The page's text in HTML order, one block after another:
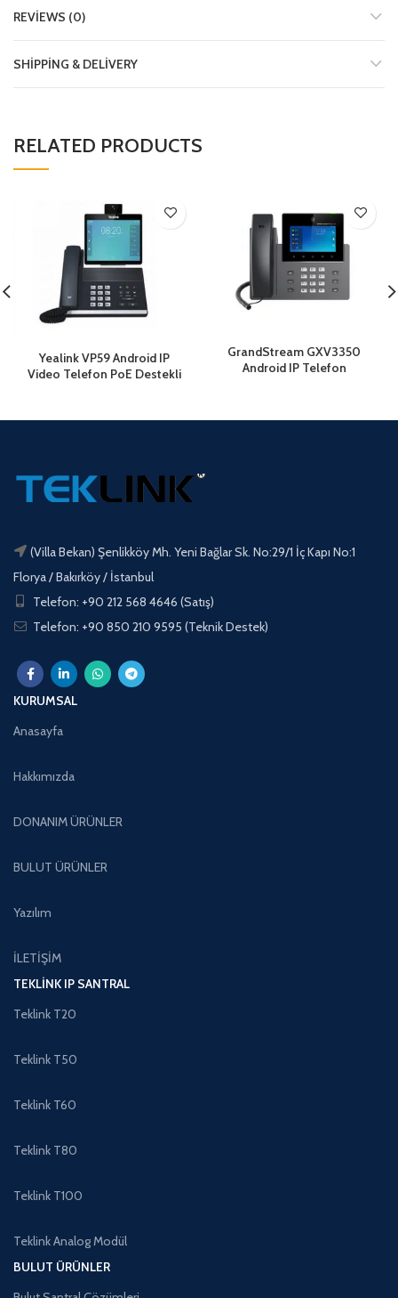
REVIEWS (0)
SHIPPING & DELIVERY
RELATED PRODUCTS
Yealink VP59 Android IP
Video Telefon PoE Destekli
GrandStream GXV3350
Android IP Telefon
(Villa Bekan) Şenlikköy Mh. Yeni Bağlar Sk. No:29/1 İç Kapı No:1
Florya / Bakırköy / İstanbul
Telefon: +90 212 568 4646 (Satış)
Telefon: +90 850 210 9595 (Teknik Destek)
KURUMSAL
Anasayfa
Hakkımızda
DONANIM ÜRÜNLER
BULUT ÜRÜNLER
Yazılım
İLETİŞİM
TEKLINK IP SANTRAL
Teklink T20
Teklink T50
Teklink T60
Teklink T80
Teklink T100
Teklink Analog Modül
BULUT ÜRÜNLER